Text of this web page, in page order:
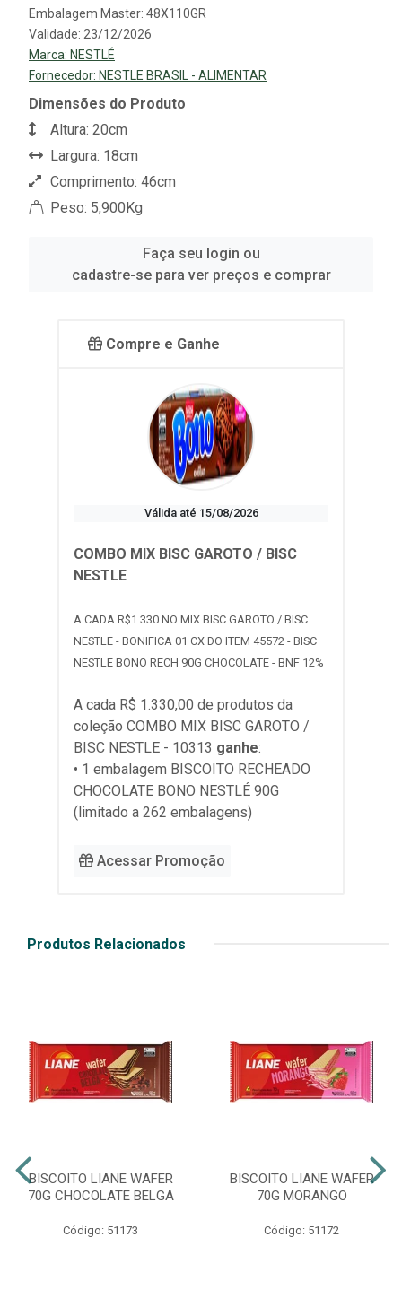
Embalagem Master: 48X110GR
Validade: 23/12/2026
Marca: NESTLÉ
Fornecedor: NESTLE BRASIL - ALIMENTAR
Dimensões do Produto
Altura: 20cm
Largura: 18cm
Comprimento: 46cm
Peso: 5,900Kg
Faça seu login ou
cadastre-se para ver preços e comprar
Compre e Ganhe
Válida até 15/08/2026
COMBO MIX BISC GAROTO / BISC
NESTLE
A CADA R$1.330 NO MIX BISC GAROTO / BISC
NESTLE - BONIFICA 01 CX DO ITEM 45572 - BISC
NESTLE BONO RECH 90G CHOCOLATE - BNF 12%
A cada R$ 1.330,00 de produtos da
coleção COMBO MIX BISC GAROTO /
BISC NESTLE - 10313 ganhe:
• 1 embalagem BISCOITO RECHEADO
CHOCOLATE BONO NESTLÉ 90G
(limitado a 262 embalagens)
Acessar Promoção
Produtos Relacionados
BISCOITO LIANE WAFER
70G CHOCOLATE BELGA
Código: 51173
BISCOITO LIANE WAFER
70G MORANGO
Código: 51172